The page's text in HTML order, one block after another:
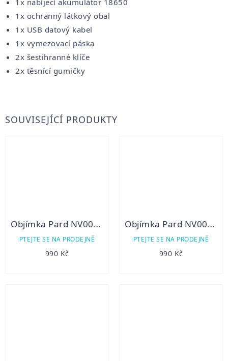
1x ochranný látkový obal
1x USB datový kabel
1x vymezovací páska
2x šestihranné klíče
2x těsnící gumičky
SOUVISEJÍCÍ PRODUKTY
Objímka Pard NV007S a NV007SP 45mm
PTEJTE SE NA PRODEJNĚ
990 Kč
Objímka Pard NV007S a NV007SP 48mm
PTEJTE SE NA PRODEJNĚ
990 Kč